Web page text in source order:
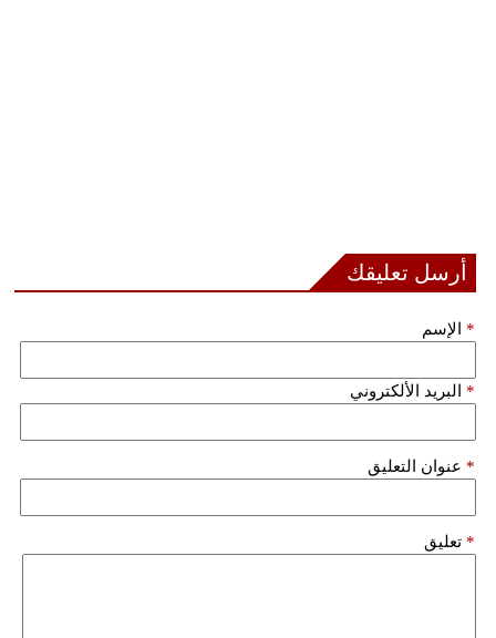
أرسل تعليقك
الإسم *
البريد الألكتروني *
عنوان التعليق *
تعليق *